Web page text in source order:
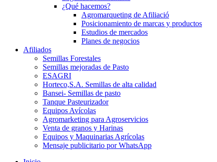
¿Qué hacemos?
Agromarqueting de Afiliació
Posicionamiento de marcas y productos
Estudios de mercados
Planes de negocios
Afiliados
Semillas Forestales
Semillas mejoradas de Pasto
ESAGRI
Horteco,S.A. Semillas de alta calidad
Bansei- Semillas de pasto
Tanque Pasteurizador
Equipos Avícolas
Agromarketing para Agroservicios
Venta de granos y Harinas
Equipos y Maquinarias Agrícolas
Mensaje publicitario por WhatsApp